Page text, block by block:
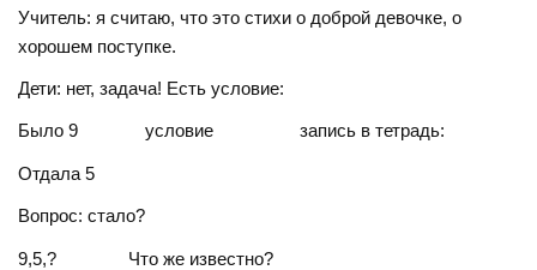
Учитель: я считаю, что это стихи о доброй девочке, о
хорошем поступке.
Дети: нет, задача! Есть условие:
Было 9 условие запись в тетрадь:
Отдала 5
Вопрос: стало?
9,5,? Что же известно?